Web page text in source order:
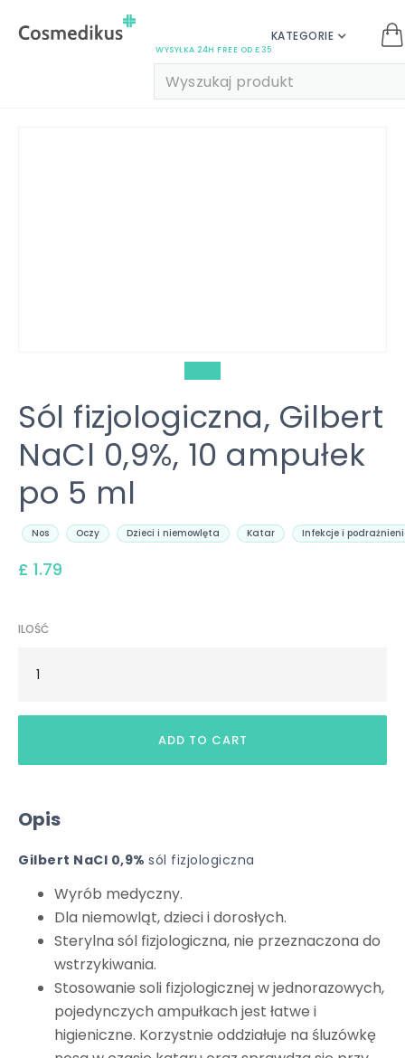
WYSYŁKA 24H FREE OD £35
KATEGORIE
Sól fizjologiczna, Gilbert
NaCl 0,9%, 10 ampułek
po 5 ml
Nos Oczy Dzieci i niemowlęta Katar Infekcje i
£ 1.79
ILOŚĆ
Opis
Gilbert NaCl 0,9% sól fizjologiczna
Wyrób medyczny.
Dla niemowląt, dzieci i dorosłych.
Sterylna sól fizjologiczna, nie przeznaczona do
wstrzykiwania.
Stosowanie soli fizjologicznej w jednorazowych,
pojedynczych ampułkach jest łatwe i
higieniczne. Korzystnie oddziałuje na śluzówkę